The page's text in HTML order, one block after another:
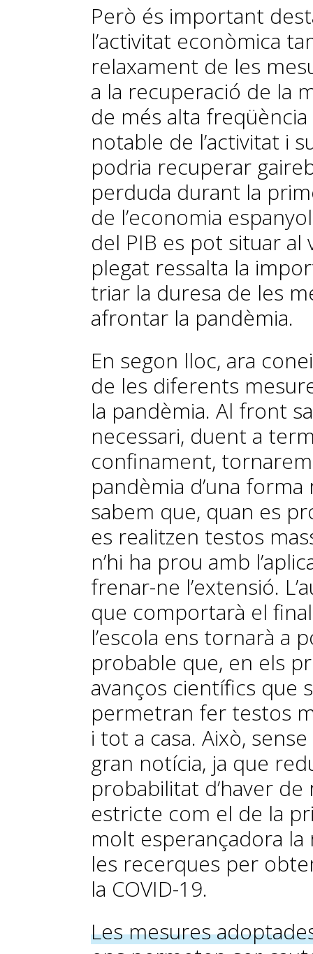
Però és important
l’activitat econòmica
relaxament de les
a la recuperació de la
de més alta
notable de l’activitat i
podria recuperar
perduda durant la
de l’economia
del PIB es pot situar
plegat ressalta la
triar la duresa de les
afrontar la pandèmia.
En segon lloc, ara
de les diferents
la pandèmia. Al front
necessari, duent a
confinament,
pandèmia d’una
sabem que, quan es
es realitzen testos
n’hi ha prou amb
frenar-ne l’extensió.
que comportarà el
l’escola ens tornarà a
probable que, en els
avanços científics que
permetran fer testos
i tot a casa. Això,
gran notícia, ja que
probabilitat d’haver
estricte com el de la
molt esperançadora la
les recerques per
la COVID-19.
Les mesures